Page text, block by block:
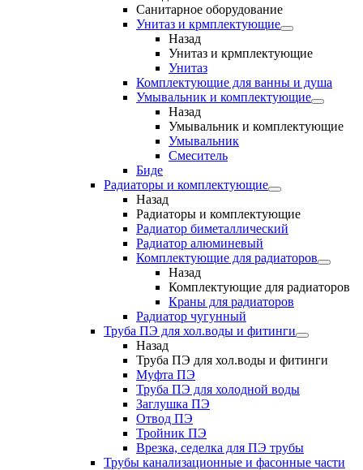
Санитарное оборудование
Унитаз и крмплектующие
Назад
Унитаз и крмплектующие
Унитаз
Комплектующие для ванны и душа
Умывальник и комплектующие
Назад
Умывальник и комплектующие
Умывальник
Смеситель
Биде
Радиаторы и комплектующие
Назад
Радиаторы и комплектующие
Радиатор биметаллический
Радиатор алюминевый
Комплектующие для радиаторов
Назад
Комплектующие для радиаторов
Краны для радиаторов
Радиатор чугунный
Труба ПЭ для хол.воды и фитинги
Назад
Труба ПЭ для хол.воды и фитинги
Муфта ПЭ
Труба ПЭ для холодной воды
Заглушка ПЭ
Отвод ПЭ
Тройник ПЭ
Врезка, седелка для ПЭ трубы
Трубы канализационные и фасонные части